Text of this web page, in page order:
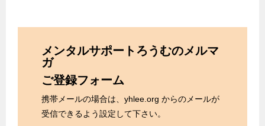
メンタルサポートろうむのメルマ
ガ
ご登録フォーム
携帯メールの場合は、yhlee.org からのメールが
受信できるよう設定して下さい。